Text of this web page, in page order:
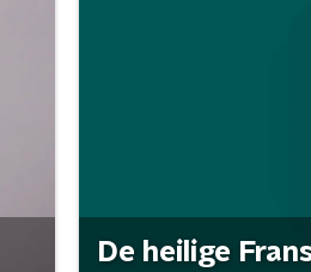
De heilige